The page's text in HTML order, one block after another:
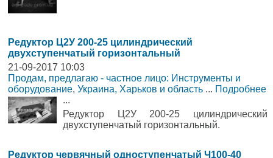
Редуктор Ц2У 200-25 цилиндрический
двухступенчатый горизонтальный
21-09-2017 10:03
Продам, предлагаю - частное лицо: Инструменты и
оборудование, Украина, Харьков и область ... Подробнее
...
Редуктор Ц2У 200-25 цилиндрический
двухступенчатый горизонтальный.
Редуктор червячный одноступенчатый Ч100-40